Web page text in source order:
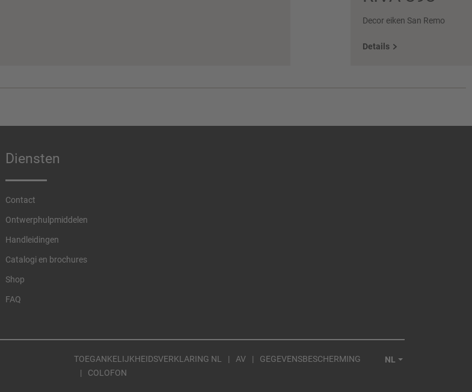
Decor eiken San Remo
Details
Diensten
Contact
Ontwerphulpmiddelen
Handleidingen
Catalogi en brochures
Shop
FAQ
TOEGANKELIJKHEIDSVERKLARING NL AV
GEGEVENSBESCHERMING
COLOFON
NL